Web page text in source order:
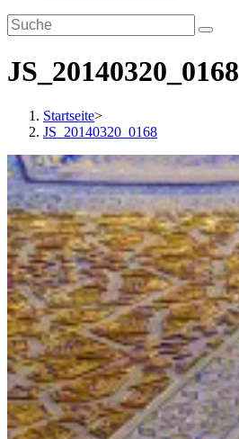
JS_20140320_0168
Startseite>
JS_20140320_0168